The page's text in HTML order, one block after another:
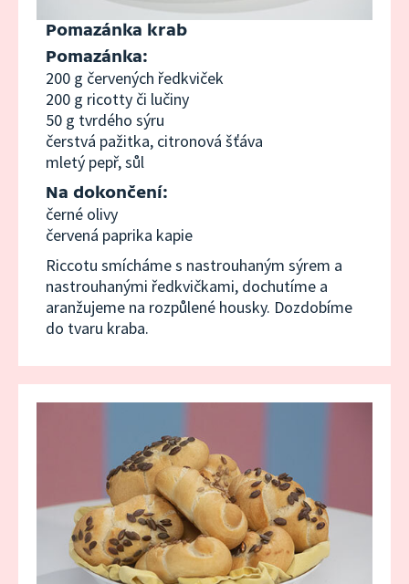
Nebeský díl
13. dubna 2022
Pomazánka krab
Pomazánka:
200 g červených ředkviček
200 g ricotty či lučiny
50 g tvrdého sýru
čerstvá pažitka, citronová šťáva
mletý pepř, sůl
Na dokončení:
černé olivy
červená paprika kapie
Riccotu smícháme s nastrouhaným sýrem a
nastrouhanými ředkvičkami, dochutíme a
aranžujeme na rozpůlené housky. Dozdobíme
do tvaru kraba.